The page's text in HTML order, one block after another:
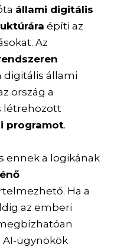
állami digitális
építi az
Az
digitális állami
ország a
létrehozott
programot.
ennek a logikának
Ha a
az emberi
AI-ügynökök